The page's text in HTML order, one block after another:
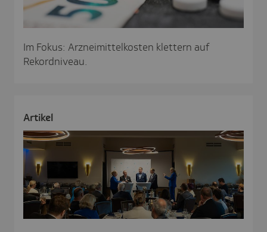
Im Fokus: Arzneimittelkosten klettern auf
Rekordniveau.
Artikel